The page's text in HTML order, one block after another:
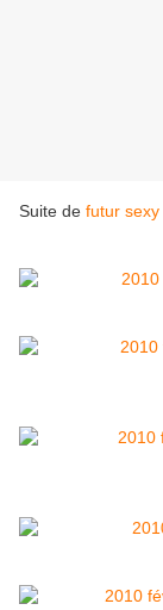
Suite de futur sexy